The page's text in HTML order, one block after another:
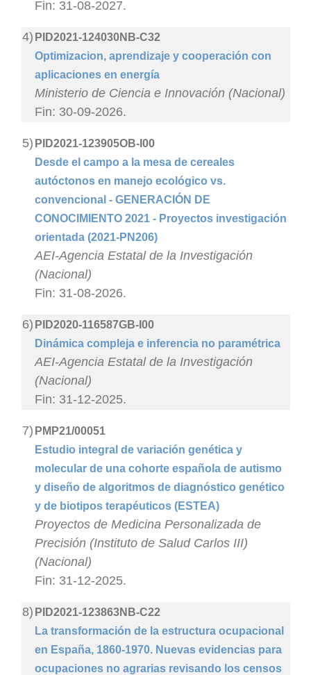
Fin: 31-08-2027.
4) PID2021-124030NB-C32
Optimizacion, aprendizaje y cooperación con
aplicaciones en energía
Ministerio de Ciencia e Innovación (Nacional)
Fin: 30-09-2026.
5) PID2021-123905OB-I00
Desde el campo a la mesa de cereales
autóctonos en manejo ecológico vs.
convencional - GENERACIÓN DE
CONOCIMIENTO 2021 - Proyectos investigación
orientada (2021-PN206)
AEI-Agencia Estatal de la Investigación
(Nacional)
Fin: 31-08-2026.
6) PID2020-116587GB-I00
Dinámica compleja e inferencia no paramétrica
AEI-Agencia Estatal de la Investigación
(Nacional)
Fin: 31-12-2025.
7) PMP21/00051
Estudio integral de variación genética y
molecular de una cohorte española de autismo
y diseño de algoritmos de diagnóstico genético
y de biotipos terapéuticos (ESTEA)
Proyectos de Medicina Personalizada de
Precisión (Instituto de Salud Carlos III)
(Nacional)
Fin: 31-12-2025.
8) PID2021-123863NB-C22
La transformación de la estructura ocupacional
en España, 1860-1970. Nuevas evidencias para
ocupaciones no agrarias revisando los censos